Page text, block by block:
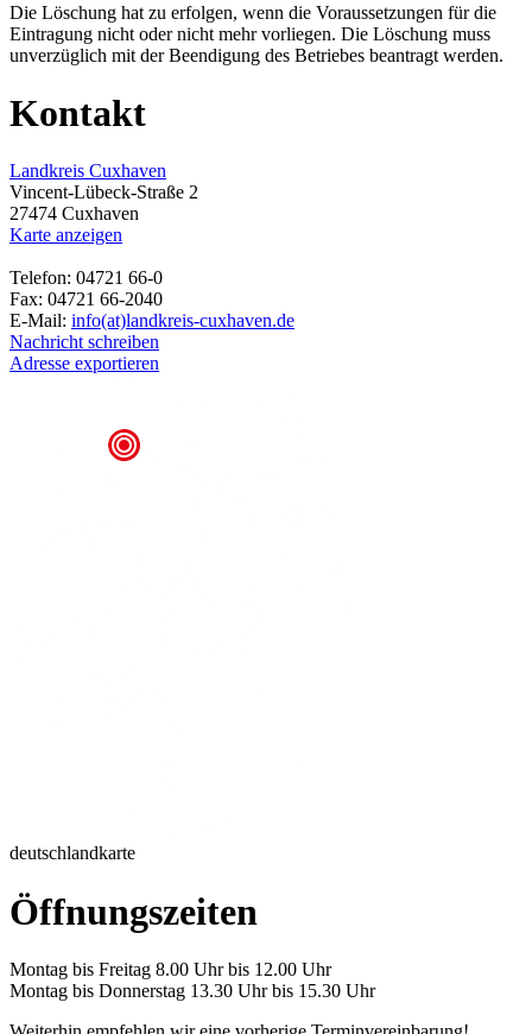
Die Löschung hat zu erfolgen, wenn die Voraussetzungen für die
Eintragung nicht oder nicht mehr vorliegen. Die Löschung muss
unverzüglich mit der Beendigung des Betriebes beantragt werden.
Kontakt
Landkreis Cuxhaven
Vincent-Lübeck-Straße 2
27474 Cuxhaven
Karte anzeigen
Telefon: 04721 66-0
Fax: 04721 66-2040
E-Mail: info(at)landkreis-cuxhaven.de
Nachricht schreiben
Adresse exportieren
deutschlandkarte
Öffnungszeiten
Montag bis Freitag 8.00 Uhr bis 12.00 Uhr
Montag bis Donnerstag 13.30 Uhr bis 15.30 Uhr